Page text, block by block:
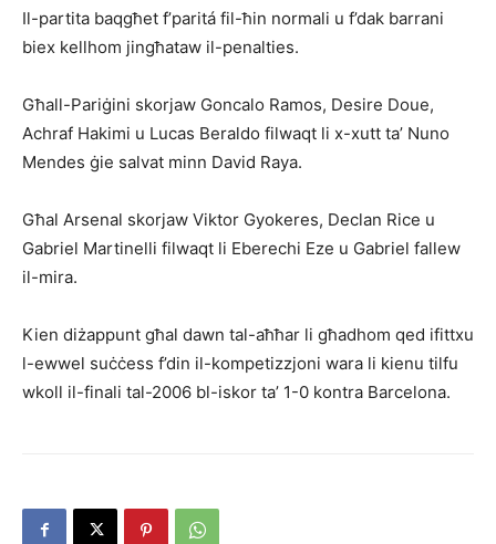
Il-partita baqgħet f’pa­ritá fil-ħin normali u f’dak barrani
biex kellhom jin­għataw il-penalties.
Għall-Pariġini skorjaw Goncalo Ramos, Desire Doue,
Achraf Hakimi u Lucas Beraldo filwaqt li x-xutt ta’ Nuno
Mendes ġie salvat minn David Raya.
Għal Arsenal skorjaw Viktor Gyokeres, Declan Rice u
Gabriel Martinelli filwaqt li Eberechi Eze u Gabriel fal­lew
il-mira.
Kien diżappunt għal dawn tal-aħħar li għadhom qed ifittxu
l-ewwel suċċess f’din il-kompetizzjoni wa­ra li kienu tilfu
wkoll il-finali tal-2006 bl-iskor ta’ 1-0 kontra Barcelona.